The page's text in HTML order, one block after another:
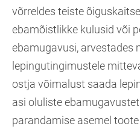
võrreldes teiste
ebamõistlikke kulusid või
ebamugavusi, arvestades
lepingutingimustele
ostja võimalust saada
asi oluliste
parandamise asemel